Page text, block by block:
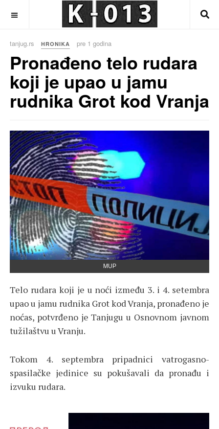
tanjug.rs HRONIKA pre 1 godina
Pronađeno telo rudara
koji je upao u jamu
rudnika Grot kod Vranja
MUP
Telo rudara koji je u noći između 3. i 4. setembra
upao u jamu rudnika Grot kod Vranja, pronađeno je
noćas, potvrđeno je Tanjugu u Osnovnom javnom
tužilaštvu u Vranju.
Tokom 4. septembra pripadnici vatrogasno-
spasilačke jedinice su pokušavali da pronađu i
izvuku rudara.